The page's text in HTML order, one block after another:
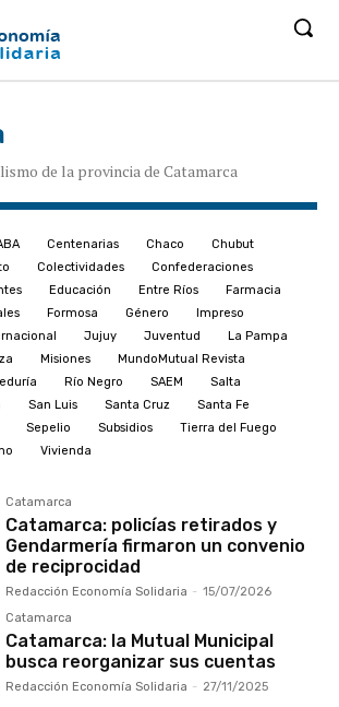
de la provincia de Catamarca
Centenarias Chaco
Chubut
Colectividades
Confederaciones
Educación Entre Ríos
Farmacia
Formosa Género
Impreso
Jujuy Juventud
La Pampa
Misiones
MundoMutual Revista
Río Negro SAEM
Salta
San Luis Santa Cruz
Santa Fe
Sepelio Subsidios
Tierra del Fuego
Vivienda
Catamarca
Catamarca: policías retirados y
Gendarmería firmaron un convenio
de reciprocidad
Redacción Economía Solidaria - 15/07/2026
Catamarca
Catamarca: la Mutual Municipal
busca reorganizar sus cuentas
Redacción Economía Solidaria - 27/11/2025